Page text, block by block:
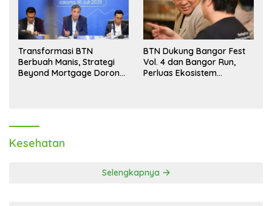
Transformasi BTN
Berbuah Manis, Strategi
Beyond Mortgage Dorong
BTN Dukung Bangor Fest
Vol. 4 dan Bangor Run,
Perluas Ekosistem
Kesehatan
Selengkapnya